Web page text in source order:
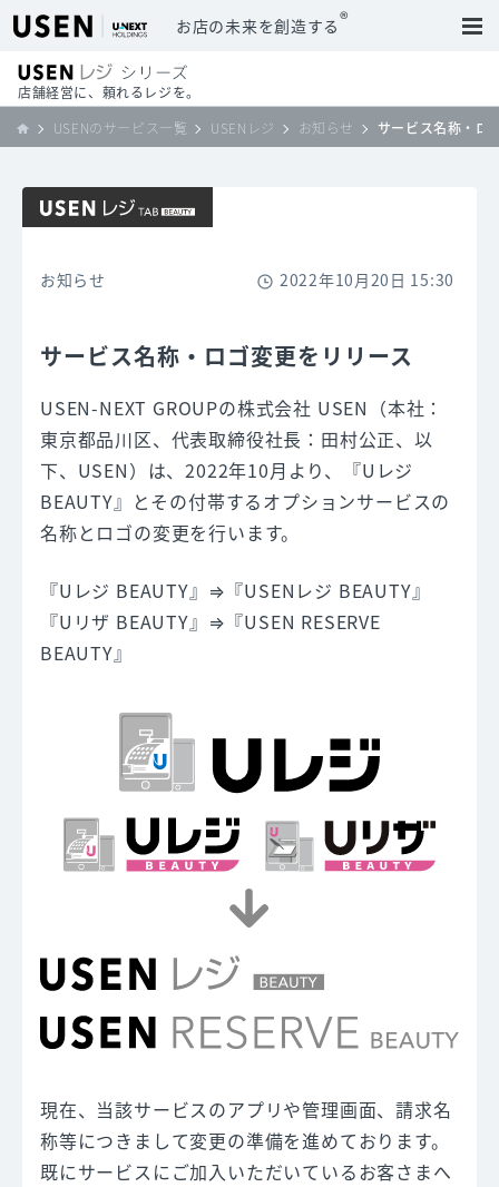
お店の未来を創造する®
店舗経営に、頼れるレジを。
USENのサービス一覧
USENレジ お知らせ サービス名称・ロ
お知らせ 2022年10月20日 15:30
サービス名称・ロゴ変更をリリース
USEN-NEXT GROUPの株式会社 USEN（本社：
東京都品川区、代表取締役社長：田村公正、以
下、USEN）は、2022年10月より、『Uレジ
BEAUTY』とその付帯するオプションサービスの
名称とロゴの変更を行います。
『Uレジ BEAUTY』⇒『USENレジ BEAUTY』
『Uリザ BEAUTY』⇒『USEN RESERVE
BEAUTY』
現在、当該サービスのアプリや管理画面、請求名
称等につきまして変更の準備を進めております。
既にサービスにご加入いただいているお客さまへ